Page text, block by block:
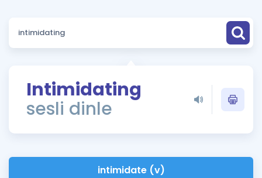
Puan Hesaplama
ÖSYM Sınav Takvimi
Kampanyalar
İngilizce Gramer
Intimidating
sesli dinle
intimidate (v)